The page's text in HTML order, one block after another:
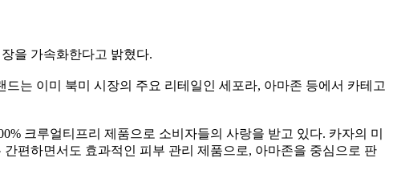
을 가속화한다고 밝혔다.
드는 이미 북미 시장의 주요 리테일인 세포라, 아마존 등에서 카테고
크루얼티프리 제품으로 소비자들의 사랑을 받고 있다. 카자의 미
간편하면서도 효과적인 피부 관리 제품으로, 아마존을 중심으로 판